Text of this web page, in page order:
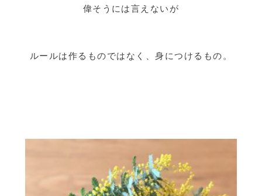
偉そうには言えないが
ルールは作るものではなく、身につけるもの。